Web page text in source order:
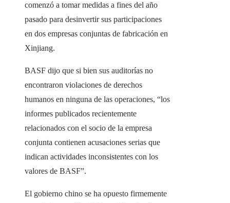
comenzó a tomar medidas a fines del año
pasado para desinvertir sus participaciones
en dos empresas conjuntas de fabricación en
Xinjiang.
BASF dijo que si bien sus auditorías no
encontraron violaciones de derechos
humanos en ninguna de las operaciones, “los
informes publicados recientemente
relacionados con el socio de la empresa
conjunta contienen acusaciones serias que
indican actividades inconsistentes con los
valores de BASF”.
El gobierno chino se ha opuesto firmemente